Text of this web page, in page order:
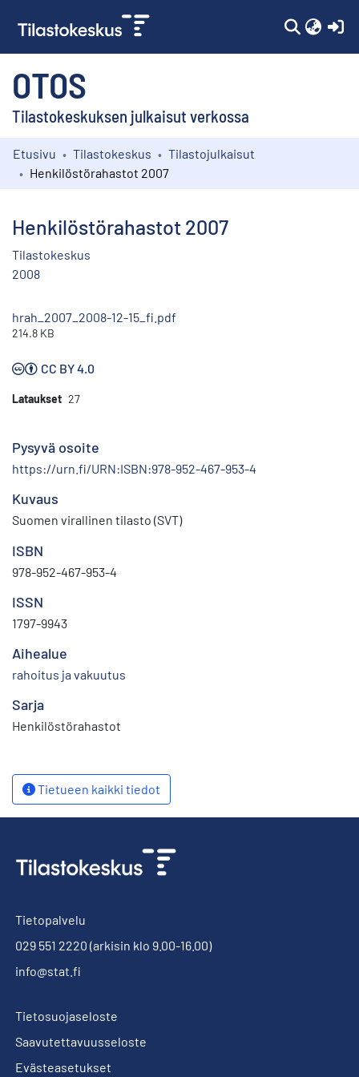
OTOS
Tilastokeskuksen julkaisut verkossa
Kokoelmat
Etusivu Tilastokeskus
Tilastojulkaisut
Henkilöstörahastot 2007
Henkilöstörahastot 2007
Tilastokeskus
2008
hrah_2007_2008-12-15_fi.pdf
214.8 KB
CC BY 4.0
Lataukset 27
Pysyvä osoite
https://urn.fi/URN:ISBN:978-952-467-953-4
Kuvaus
Suomen virallinen tilasto (SVT)
ISBN
978-952-467-953-4
ISSN
1797-9943
Aihealue
rahoitus ja vakuutus
Sarja
Henkilöstörahastot
Tietueen kaikki tiedot
Tietopalvelu
029 551 2220 (arkisin klo 9.00-16.00)
info@stat.fi
Tietosuojaseloste
Saavutettavuusseloste
Evästeasetukset